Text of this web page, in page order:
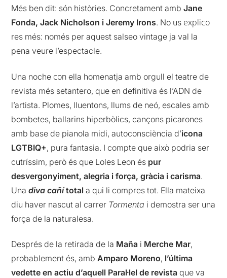
Més ben dit: són històries. Concretament ambJane
Fonda, Jack Nicholson iJeremy Irons. No us explico
res més: només per aquest salseo vintage ja val la
pena veure l’espectacle.
Una noche con ella homenatja amb orgull el teatre de
revista més setantero, que en definitiva és l’ADN de
l’artista. Plomes, lluentons, llums de neó, escales amb
bombetes, ballarins hiperbòlics, cançons picarones
amb base de pianola midi, autoconsciència d’icona
LGTBIQ+, pura fantasia. I compte que això podria ser
cutríssim, però és que Loles Leon és pur
desvergonyiment, alegria i força, gràcia i carisma.
Unadiva cañítotal a qui li compres tot. Ella mateixa
diu haver nascut al carrer Tormenta i demostra ser una
força de la naturalesa.
Després de la retirada de la Maña i Merche Mar,
probablement és, ambAmparo Moreno, l’última
vedette en actiu d’aquell Paral·lel de revista que va